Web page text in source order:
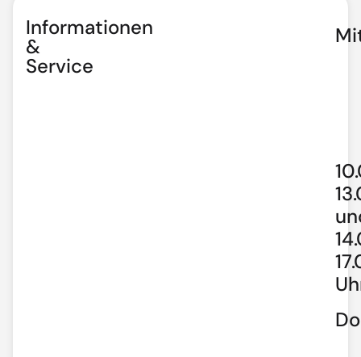
Informationen
&
Service